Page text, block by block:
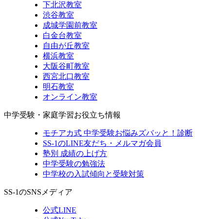
下北沢教室
渋谷教室
成城学園前教室
白金台教室
自由が丘教室
横浜教室
大阪谷町教室
西宮北口教室
明石教室
オンライン教室
中学受験・家庭学習お役立ち情報
モチアカ式 中学受験お悩みズバッと！診断
SS-1のLINE友だち・メルマガ会員
塾別 成績の上げ方
中学受験の勉強法
中学校の入試傾向と受験対策
SS-1のSNSメディア
公式LINE